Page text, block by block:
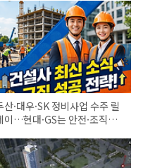
산·대우·SK 정비사업 수주 릴
이…현대·GS는 안전·조직문